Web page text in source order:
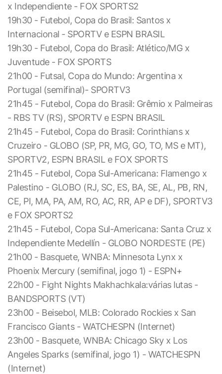
x Independiente - FOX SPORTS2
19h30 - Futebol, Copa do Brasil: Santos x
Internacional - SPORTV e ESPN BRASIL
19h30 - Futebol, Copa do Brasil: Atlético/MG x
Juventude - FOX SPORTS
21h00 - Futsal, Copa do Mundo: Argentina x
Portugal (semifinal)- SPORTV3
21h45 - Futebol, Copa do Brasil: Grêmio x Palmeiras
- RBS TV (RS), SPORTV e ESPN BRASIL
21h45 - Futebol, Copa do Brasil: Corinthians x
Cruzeiro - GLOBO (SP, PR, MG, GO, TO, MS e MT),
SPORTV2, ESPN BRASIL e FOX SPORTS
21h45 - Futebol, Copa Sul-Americana: Flamengo x
Palestino - GLOBO (RJ, SC, ES, BA, SE, AL, PB, RN,
CE, PI, MA, PA, AM, RO, AC, RR, AP e DF), SPORTV3
e FOX SPORTS2
21h45 - Futebol, Copa Sul-Americana: Santa Cruz x
Independiente Medellín - GLOBO NORDESTE (PE)
21h00 - Basquete, WNBA: Minnesota Lynx x
Phoenix Mercury (semifinal, jogo 1) - ESPN+
22h00 - Fight Nights Makhachkala:várias lutas -
BANDSPORTS (VT)
23h00 - Beisebol, MLB: Colorado Rockies x San
Francisco Giants - WATCHESPN (Internet)
23h00 - Basquete, WNBA: Chicago Sky x Los
Angeles Sparks (semifinal, jogo 1) - WATCHESPN
(Internet)